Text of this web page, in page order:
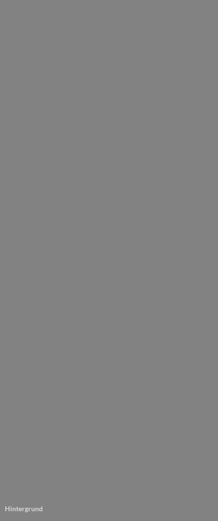
Hintergrund